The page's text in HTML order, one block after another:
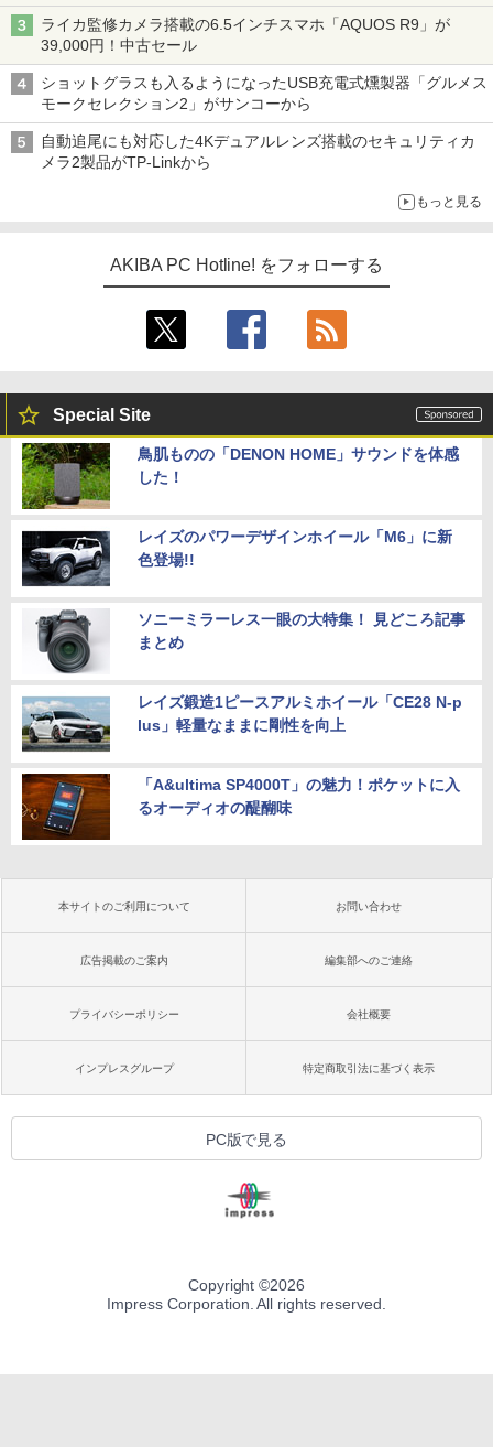
ライカ監修カメラ搭載の6.5インチスマホ「AQUOS R9」が
39,000円！中古セール
ショットグラスも入るようになったUSB充電式燻製器「グルメス
モークセレクション2」がサンコーから
自動追尾にも対応した4Kデュアルレンズ搭載のセキュリティカ
メラ2製品がTP-Linkから
もっと見る
AKIBA PC Hotline! をフォローする
Special Site
鳥肌ものの「DENON HOME」サウンドを体感
した！
レイズのパワーデザインホイール「M6」に新
色登場!!
ソニーミラーレス一眼の大特集！ 見どころ記事
まとめ
レイズ鍛造1ピースアルミホイール「CE28 N-p
lus」軽量なままに剛性を向上
「A&ultima SP4000T」の魅力！ポケットに入
るオーディオの醍醐味
本サイトのご利用について お問い合わせ
広告掲載のご案内 編集部へのご連絡
プライバシーポリシー 会社概要
インプレスグループ 特定商取引法に基づく表示
PC版で見る
Copyright ©2026
Impress Corporation. All rights reserved.